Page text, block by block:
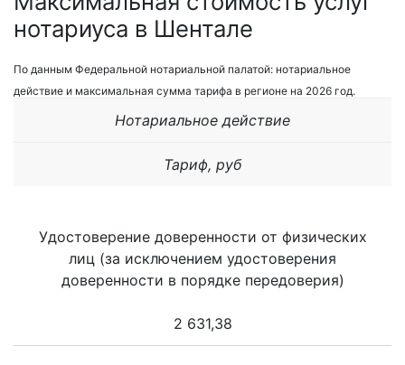
нотариуса в Шентале
По данным Федеральной нотариальной палатой: нотариальное
действие и максимальная сумма тарифа в регионе на 2026 год.
Нотариальное действие
Тариф, руб
Удостоверение доверенности от физических
лиц (за исключением удостоверения
доверенности в порядке передоверия)
2 631,38